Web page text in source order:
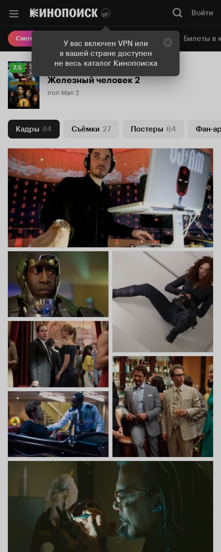
У вас включен VPN или
в вашей стране доступен
не весь каталог Кинопоиска
Войти
Смотреть кино Онлайн-кинотеатр Билеты в
Рейтинг
Кинопоиска
7.5
7.5
Железный человек 2
Iron Man 2
Кадры 84 Съёмки 27 Постеры 64 Фан-